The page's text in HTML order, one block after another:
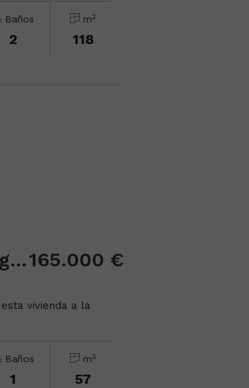
Baños
2
m2
118
Piso en La Paz-Segunda Aguado-Lor...165.000 €
esta vivienda a la
Baños
1
m2
57